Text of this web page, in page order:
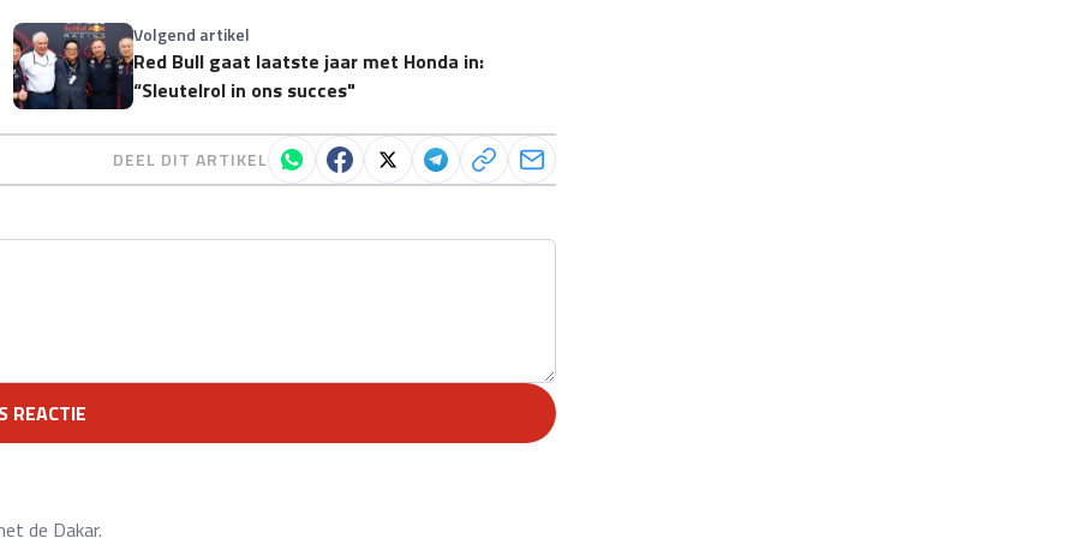
Volgend artikel
Red Bull gaat laatste jaar met Honda in:
“Sleutelrol in ons succes"
DEEL DIT ARTIKEL
REACTIE
de Dakar.